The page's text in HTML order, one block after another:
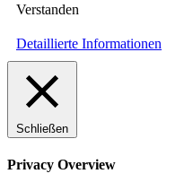
Verstanden
Detaillierte Informationen
Schließen
Privacy Overview